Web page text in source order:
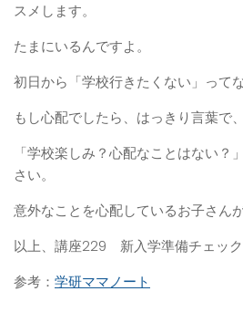
スメします。
たまにいるんですよ。
初日から「学校行きたくない」って
もし心配でしたら、はっきり言葉で、
「学校楽しみ？心配なことはない？
さい。
意外なことを心配しているお子さん
以上、講座229 新入学準備チェック
参考： 学研ママノート